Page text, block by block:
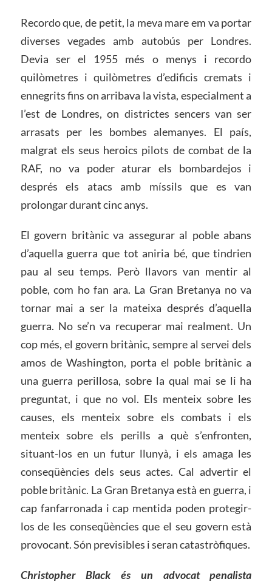
Recordo que, de petit, la meva mare em va portar
diverses vegades amb autobús per Londres.
Devia ser el 1955 més o menys i recordo
quilòmetres i quilòmetres d’edificis cremats i
ennegrits fins on arribava la vista, especialment a
l’est de Londres, on districtes sencers van ser
arrasats per les bombes alemanyes. El país,
malgrat els seus heroics pilots de combat de la
RAF, no va poder aturar els bombardejos i
després els atacs amb míssils que es van
prolongar durant cinc anys.
El govern britànic va assegurar al poble abans
d’aquella guerra que tot aniria bé, que tindrien
pau al seu temps. Però llavors van mentir al
poble, com ho fan ara. La Gran Bretanya no va
tornar mai a ser la mateixa després d’aquella
guerra. No se’n va recuperar mai realment. Un
cop més, el govern britànic, sempre al servei dels
amos de Washington, porta el poble britànic a
una guerra perillosa, sobre la qual mai se li ha
preguntat, i que no vol. Els menteix sobre les
causes, els menteix sobre els combats i els
menteix sobre els perills a què s’enfronten,
situant-los en un futur llunyà, i els amaga les
conseqüències dels seus actes. Cal advertir el
poble britànic. La Gran Bretanya està en guerra, i
cap fanfarronada i cap mentida poden protegir-
los de les conseqüències que el seu govern està
provocant. Són previsibles i seran catastròfiques.
Christopher Black és un advocat penalista